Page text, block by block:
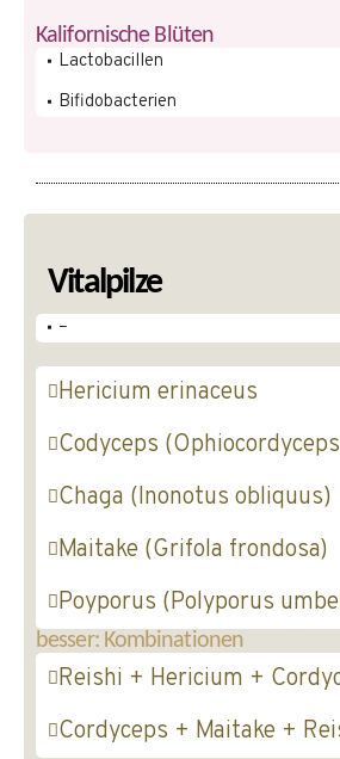
Kalifornische Blüten
Lactobacillen
Bifidobacterien
Vitalpilze
–
Hericium erinaceus
Codyceps
Chaga (Inonotus obliquus)
Maitake (Grifola frondosa)
Poyporus (Polyporus
besser: Kombinationen
Reishi + Hericium +
Cordyceps + Maitake +